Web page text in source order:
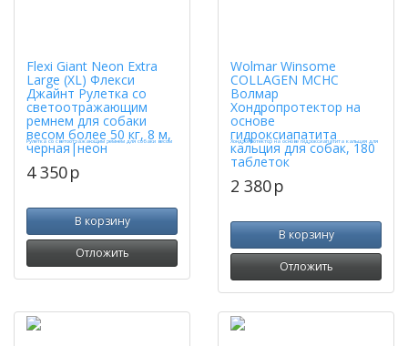
Flexi Giant Neon Extra
Large (XL) Флекси
Джайнт Рулетка со
светоотражающим
ремнем для собаки
весом более 50 кг, 8 м,
черная|неон
4 350p
В корзину
Отложить
Wolmar Winsome
COLLAGEN MCHC
Волмар
Хондропротектор на
основе
гидроксиапатита
кальция для собак, 180
таблеток
2 380p
В корзину
Отложить